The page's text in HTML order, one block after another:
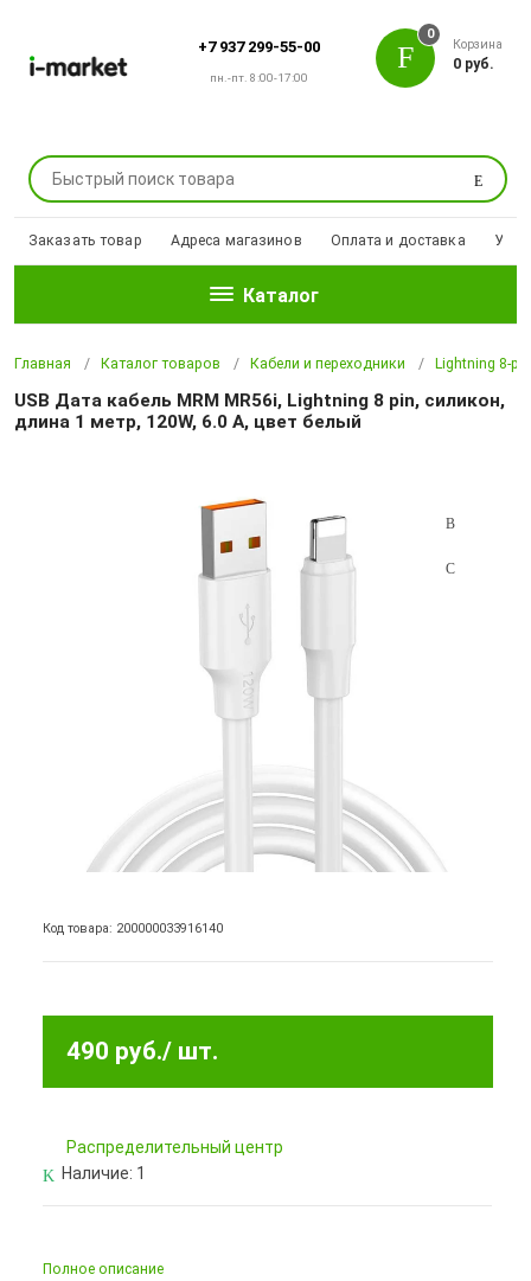
+7 937 299-55-00
пн.-пт. 8:00-17:00
Поиск
0
Корзина
0 руб.
Заказать товар Адреса магазинов Оплата и доставка
Каталог
Главная Каталог товаров Кабели и переходники Lightning 8-pin
USB Дата кабель MRM MR56i, Lightning 8 pin, силикон,
длина 1 метр, 120W, 6.0 A, цвет белый
Код товара: 200000033916140
490 руб./ шт.
Pаспределительный центр
Наличие: 1
Полное описание